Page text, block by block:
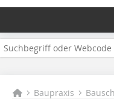
Baupraxis